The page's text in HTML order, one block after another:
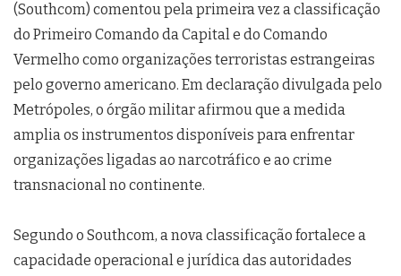
(Southcom) comentou pela primeira vez a classificação
do Primeiro Comando da Capital e do Comando
Vermelho como organizações terroristas estrangeiras
pelo governo americano. Em declaração divulgada pelo
Metrópoles, o órgão militar afirmou que a medida
amplia os instrumentos disponíveis para enfrentar
organizações ligadas ao narcotráfico e ao crime
transnacional no continente.
Segundo o Southcom, a nova classificação fortalece a
capacidade operacional e jurídica das autoridades